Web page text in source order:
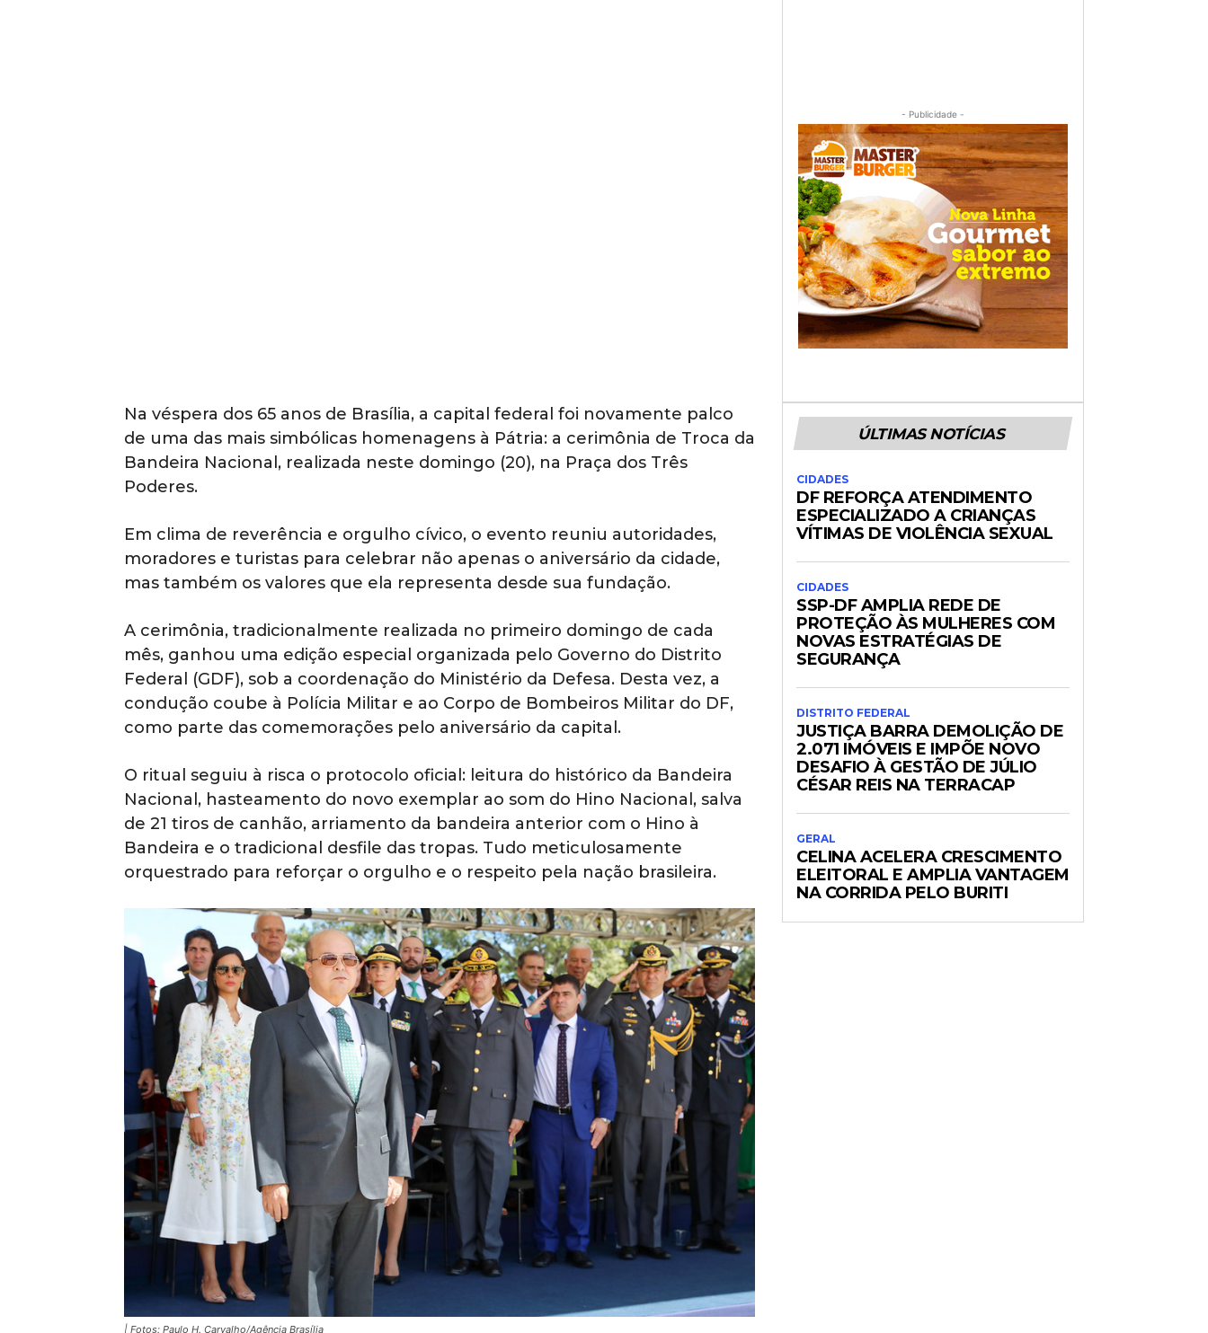
- Publicidade -
Na véspera dos 65 anos de Brasília, a capital federal foi novamente palco
de uma das mais simbólicas homenagens à Pátria: a cerimônia de Troca da
Bandeira Nacional, realizada neste domingo (20), na Praça dos Três
Poderes.
Em clima de reverência e orgulho cívico, o evento reuniu autoridades,
moradores e turistas para celebrar não apenas o aniversário da cidade,
mas também os valores que ela representa desde sua fundação.
A cerimônia, tradicionalmente realizada no primeiro domingo de cada
mês, ganhou uma edição especial organizada pelo Governo do Distrito
Federal (GDF), sob a coordenação do Ministério da Defesa. Desta vez, a
condução coube à Polícia Militar e ao Corpo de Bombeiros Militar do DF,
como parte das comemorações pelo aniversário da capital.
O ritual seguiu à risca o protocolo oficial: leitura do histórico da Bandeira
Nacional, hasteamento do novo exemplar ao som do Hino Nacional, salva
de 21 tiros de canhão, arriamento da bandeira anterior com o Hino à
Bandeira e o tradicional desfile das tropas. Tudo meticulosamente
orquestrado para reforçar o orgulho e o respeito pela nação brasileira.
| Fotos: Paulo H. Carvalho/Agência Brasília
ÚLTIMAS NOTÍCIAS
CIDADES
DF REFORÇA ATENDIMENTO
ESPECIALIZADO A CRIANÇAS
VÍTIMAS DE VIOLÊNCIA SEXUAL
CIDADES
SSP-DF AMPLIA REDE DE
PROTEÇÃO ÀS MULHERES COM
NOVAS ESTRATÉGIAS DE
SEGURANÇA
DISTRITO FEDERAL
JUSTIÇA BARRA DEMOLIÇÃO DE
2.071 IMÓVEIS E IMPÕE NOVO
DESAFIO À GESTÃO DE JÚLIO
CÉSAR REIS NA TERRACAP
GERAL
CELINA ACELERA CRESCIMENTO
ELEITORAL E AMPLIA VANTAGEM
NA CORRIDA PELO BURITI